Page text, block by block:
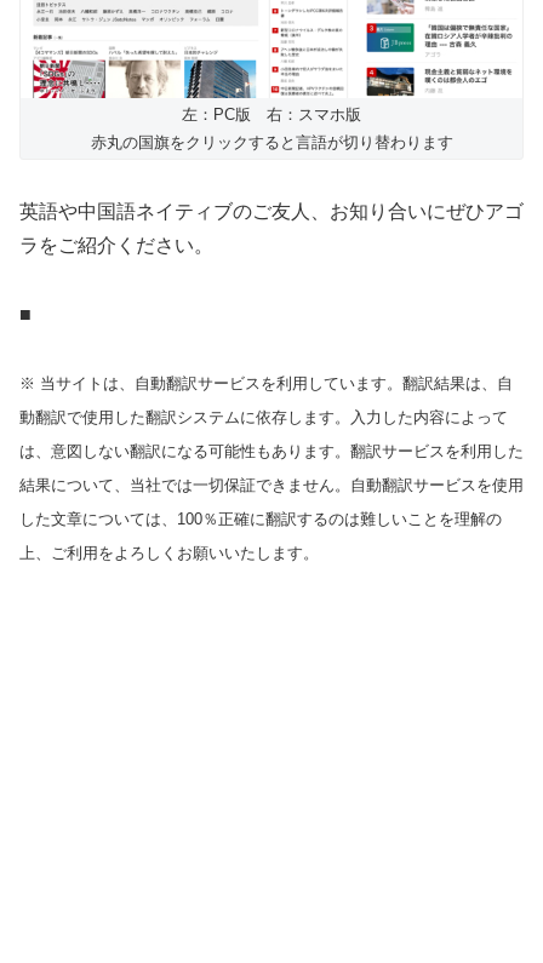
左：PC版 右：スマホ版
赤丸の国旗をクリックすると言語が切り替わります
英語や中国語ネイティブのご友人、お知り合いにぜひアゴ
ラをご紹介ください。
■
※ 当サイトは、自動翻訳サービスを利用しています。翻訳結果は、自
動翻訳で使用した翻訳システムに依存します。入力した内容によって
は、意図しない翻訳になる可能性もあります。翻訳サービスを利用した
結果について、当社では一切保証できません。自動翻訳サービスを使用
した文章については、100％正確に翻訳するのは難しいことを理解の
上、ご利用をよろしくお願いいたします。